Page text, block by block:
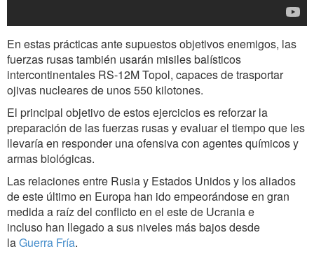
En estas prácticas ante supuestos objetivos enemigos, las
fuerzas rusas también usarán misiles balísticos
intercontinentales RS-12M Topol, capaces de trasportar
ojivas nucleares de unos 550 kilotones.
El principal objetivo de estos ejercicios es reforzar la
preparación de las fuerzas rusas y evaluar el tiempo que les
llevaría en responder una ofensiva con agentes químicos y
armas biológicas.
Las relaciones entre Rusia y Estados Unidos y los aliados
de este último en Europa han ido empeorándose en gran
medida a raíz del conflicto en el este de Ucrania e
incluso han llegado a sus niveles más bajos desde
laGuerra Fría.